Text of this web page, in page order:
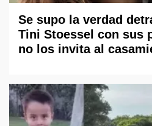
Se supo la verdad
Tini Stoessel con sus
no los invita al